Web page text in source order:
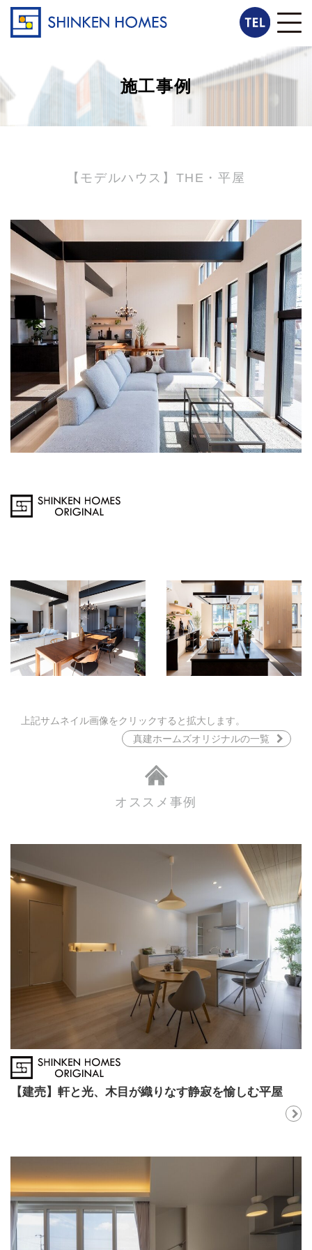
施工事例
【モデルハウス】THE・平屋
上記サムネイル画像をクリックすると拡大します。
真建ホームズオリジナルの一覧
オススメ事例
【建売】軒と光、木目が織りなす静寂を愉しむ平屋